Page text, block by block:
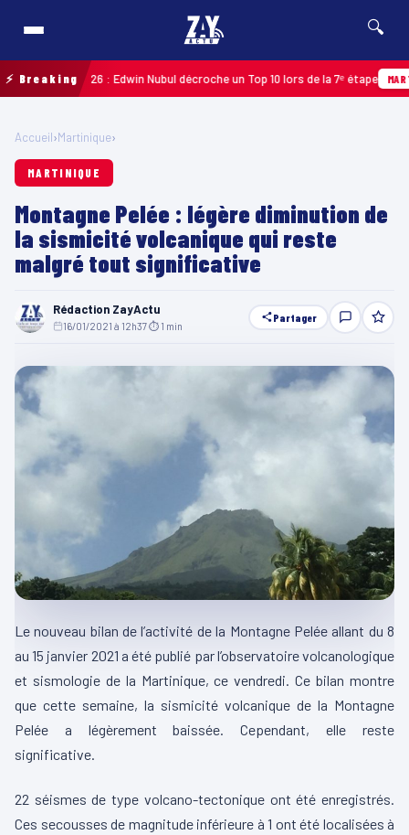
🔍
⚡ Breaking2026 : Edwin Nubul décroche un Top 10 lors de la 7ᵉ étape
Accueil›Martinique›
MARTINIQUE
Montagne Pelée : légère diminution de
la sismicité volcanique qui reste
malgré tout significative
Rédaction ZayActu
16/01/2021 à 12h37⏱ 1 min
Partager
Le nouveau bilan de l’activité de la Montagne Pelée allant du 8
au 15 janvier 2021 a été publié par l’observatoire volcanologique
et sismologie de la Martinique, ce vendredi. Ce bilan montre
que cette semaine, la sismicité volcanique de la Montagne
Pelée a légèrement baissée. Cependant, elle reste
significative.
22 séismes de type volcano-tectonique ont été enregistrés.
Ces secousses de magnitude inférieure à 1 ont été localisées à